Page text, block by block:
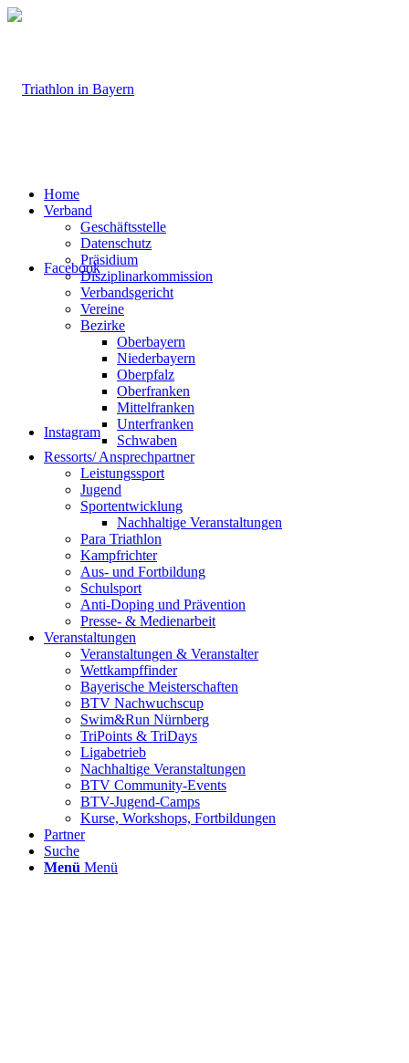
Facebook
Instagram
Home
Verband
Geschäftsstelle
Datenschutz
Präsidium
Disziplinarkommission
Verbandsgericht
Vereine
Bezirke
Oberbayern
Niederbayern
Oberpfalz
Oberfranken
Mittelfranken
Unterfranken
Schwaben
Ressorts/ Ansprechpartner
Leistungssport
Jugend
Sportentwicklung
Nachhaltige Veranstaltungen
Para Triathlon
Kampfrichter
Aus- und Fortbildung
Schulsport
Anti-Doping und Prävention
Presse- & Medienarbeit
Veranstaltungen
Veranstaltungen & Veranstalter
Wettkampffinder
Bayerische Meisterschaften
BTV Nachwuchscup
Swim&Run Nürnberg
TriPoints & TriDays
Ligabetrieb
Nachhaltige Veranstaltungen
BTV Community-Events
BTV-Jugend-Camps
Kurse, Workshops, Fortbildungen
Partner
Suche
Menü Menü